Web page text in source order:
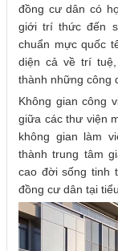
đồng cư dân có
giới trí thức đến
chuẩn mực quốc
diện cả về trí
thành những công
Không gian công
giữa các thư viện
không gian làm
thành trung tâm
cao đời sống tinh
đồng cư dân tại